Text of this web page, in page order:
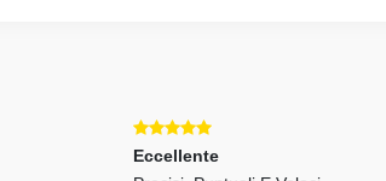
Eccellente